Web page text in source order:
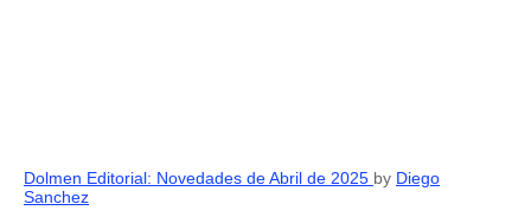
Dolmen Editorial: Novedades de Abril de 2025 by Diego
Sanchez